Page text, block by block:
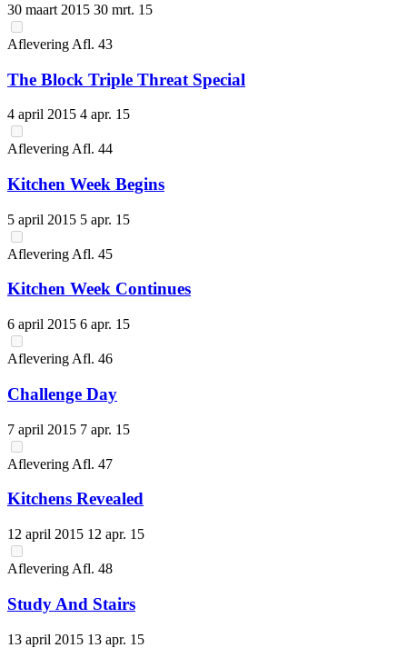
30 maart 2015 30 mrt. 15
Aflevering Afl. 43
The Block Triple Threat Special
4 april 2015 4 apr. 15
Aflevering Afl. 44
Kitchen Week Begins
5 april 2015 5 apr. 15
Aflevering Afl. 45
Kitchen Week Continues
6 april 2015 6 apr. 15
Aflevering Afl. 46
Challenge Day
7 april 2015 7 apr. 15
Aflevering Afl. 47
Kitchens Revealed
12 april 2015 12 apr. 15
Aflevering Afl. 48
Study And Stairs
13 april 2015 13 apr. 15